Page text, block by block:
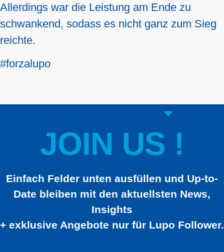
Allerdings war die Leistung am Ende zu
schwankend, sodass es nicht ganz zum Sieg
reichte.
#forzalupo
JOIN US !
Einfach Felder unten ausfüllen und Up-to-
Date bleiben mit den aktuellsten News,
Insights
+ exklusive Angebote nur für Lupo Follower.